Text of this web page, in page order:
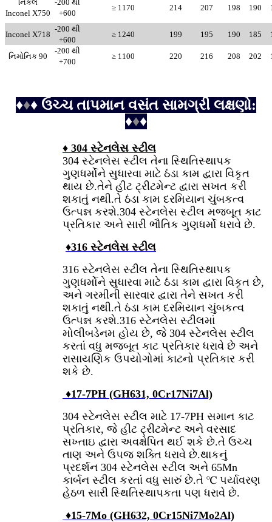
નિકલ
Inconel X750
-200 થી
+600
≥ 1170 214 207 198 190
Inconel X718
-200 થી
+600
≥ 1240 199 195 190 185
નિમોનિક 90
-200 થી
+700
≥ 1100 220 216 208 202
♦♦♦ ઉચ્ચ તાપમાન વસંત સામગ્રી લક્ષણો:
♦♦♦
♦ 304 સ્ટેનલેસ સ્ટીલ
304 સ્ટેનલેસ સ્ટીલ તેના સ્થિતિસ્થાપક
ગુણધર્મોને સુધારવા માટે ઠંડા કામ દ્વારા વિકૃત
થાય છે.તેને હીટ ટ્રીટમેન્ટ દ્વારા સખત કરી
શકાતું નથી.તે ઠંડા કામ દરમિયાન ચુંબકત્વ
ઉત્પન્ન કરશે.304 સ્ટેનલેસ સ્ટીલ મજબૂત કાટ
પ્રતિકાર અને સારી ભૌતિક ગુણધર્મો ધરાવે છે.
♦316 સ્ટેનલેસ સ્ટીલ
316 સ્ટેનલેસ સ્ટીલ તેના સ્થિતિસ્થાપક
ગુણધર્મોને સુધારવા માટે ઠંડા કામ દ્વારા વિકૃત છે,
અને ગરમીની સારવાર દ્વારા તેને સખત કરી
શકાતું નથી.તે ઠંડા કામ દરમિયાન ચુંબકત્વ
ઉત્પન્ન કરશે.316 સ્ટેનલેસ સ્ટીલમાં
મોલીબડેનમ હોય છે, જે 304 સ્ટેનલેસ સ્ટીલ
કરતાં વધુ મજબૂત કાટ પ્રતિકાર ધરાવે છે અને
રાસાયણિક ઉપયોગોમાં કાટનો પ્રતિકાર કરી
શકે છે.
♦17-7PH (GH631, 0Cr17Ni7Al)
304 સ્ટેનલેસ સ્ટીલ માટે 17-7PH સમાન કાટ
પ્રતિકાર, જે હીટ ટ્રીટમેન્ટ અને વરસાદ
સખ્તાઇ દ્વારા અવક્ષેપિત થઈ શકે છે.તે ઉચ્ચ
તાણ અને ઉપજ શક્તિ ધરાવે છે.થાકનું
પ્રદર્શન 304 સ્ટેનલેસ સ્ટીલ અને 65Mn
કાર્બન સ્ટીલ કરતાં વધુ સારું છે.તે ℃ પર્યાવરણ
હેઠળ સારી સ્થિતિસ્થાપકતા પણ ધરાવે છે.
♦15-7Mo (GH632, 0Cr15Ni7Mo2Al)